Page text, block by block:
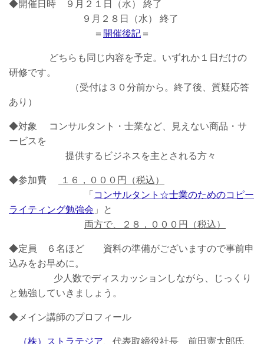
◆開催日時 ９月２１日（水） 終了
９月２８日（水） 終了
＝ 開催後記 ＝
どちらも同じ内容を予定。いずれか１日だけの
研修です。
（受付は３０分前から。終了後、質疑応答
あり）
◆対象 コンサルタント・士業など、見えない商品・サ
ービスを
提供するビジネスを主とされる方々
◆参加費
１６，０００円（税込）
「 コンサルタント☆士業のためのコピー
ライティング勉強会 」と
両方で、２８，０００円（税込）
◆定員 ６名ほど 資料の準備がございますので事前申
込みをお早めに。
少人数でディスカッションしながら、じっくり
と勉強していきましょう。
◆メイン講師のプロフィール
（株）ストラテジア 、代表取締役社長 前田憲太郎氏